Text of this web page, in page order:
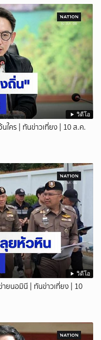
วิดีโอ
ใคร | ทันข่าวเที่ยง | 10 ส.ค.
วิดีโอ
ยนอมินี | ทันข่าวเที่ยง | 10